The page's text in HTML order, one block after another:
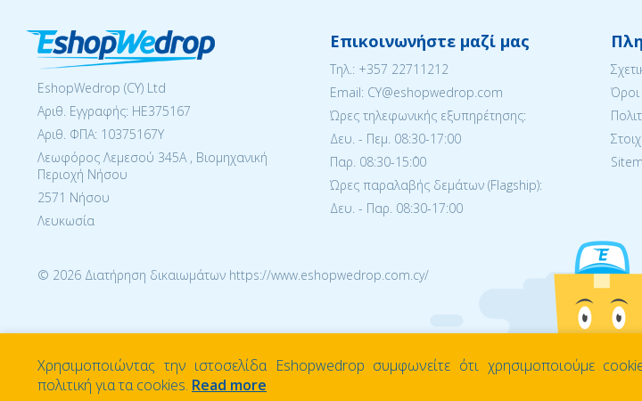
EshopWedrop (CY) Ltd
Αριθ. Εγγραφής: ΗΕ375167
Αριθ. ΦΠΑ: 10375167Y
Λεωφόρος Λεμεσού 345Α , Βιομηχανική
Περιοχή Νήσου
2571 Νήσου
Λευκωσία
Επικοινωνήστε μαζί μας
Tηλ.: +357 22711212
Email: CY@eshopwedrop.com
Ώρες τηλεφωνικής εξυπηρέτησης:
Δευ. - Πεμ. 08:30-17:00
Παρ. 08:30-15:΄00
Ώρες παραλαβής δεμάτων (Flagship):
Δευ. - Παρ. 08:30-17:00
© 2026 Διατήρηση δικαιωμάτων https://www.eshopwedrop.com.cy/
Χρησιμοποιώντας την ιστοσελίδα Eshopwedrop συμφωνείτε ότι χρησιμοποιούμε
πολιτική για τα cookies. Read more